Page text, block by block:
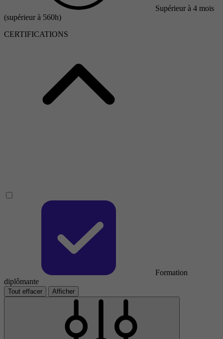
Supérieur à 4 mois
(supérieur à 560h)
CERTIFICATIONS
Formation
diplômante
Tout effacer Afficher